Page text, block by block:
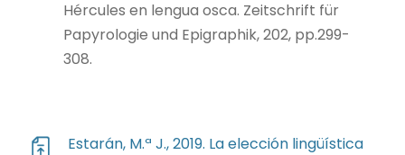
Hércules en lengua osca. Zeitschrift für
Papyrologie und Epigraphik, 202, pp.299-
308.
Estarán, M.ª J., 2019. La elección lingüística